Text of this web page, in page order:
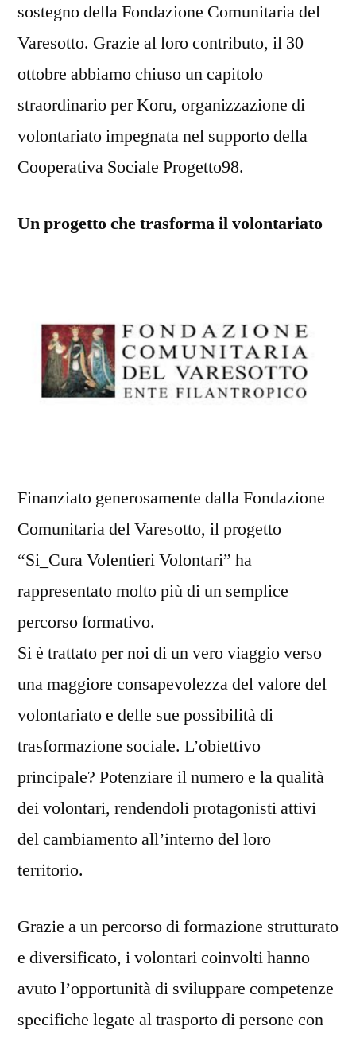
sostegno della Fondazione Comunitaria del
Varesotto. Grazie al loro contributo, il 30
ottobre abbiamo chiuso un capitolo
straordinario per Koru, organizzazione di
volontariato impegnata nel supporto della
Cooperativa Sociale Progetto98.
Un progetto che trasforma il volontariato
Finanziato generosamente dalla Fondazione
Comunitaria del Varesotto, il progetto
“Si_Cura Volentieri Volontari” ha
rappresentato molto più di un semplice
percorso formativo.
Si è trattato per noi di un vero viaggio verso
una maggiore consapevolezza del valore del
volontariato e delle sue possibilità di
trasformazione sociale. L’obiettivo
principale? Potenziare il numero e la qualità
dei volontari, rendendoli protagonisti attivi
del cambiamento all’interno del loro
territorio.
Grazie a un percorso di formazione strutturato
e diversificato, i volontari coinvolti hanno
avuto l’opportunità di sviluppare competenze
specifiche legate al trasporto di persone con